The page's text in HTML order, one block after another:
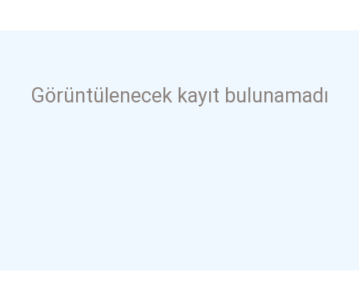
Görüntülenecek kayıt bulunamadı